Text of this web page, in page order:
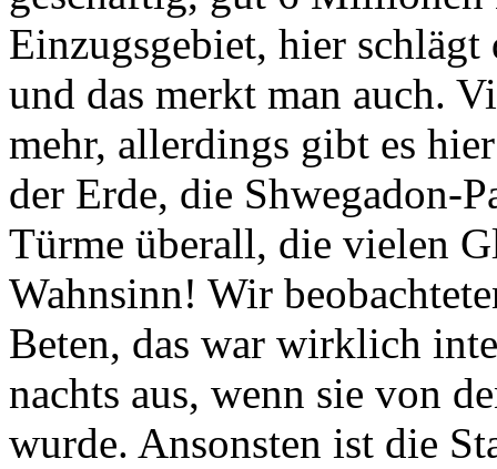
Einzugsgebiet, hier
und das merkt man auch.
mehr, allerdings gibt es
der Erde, die Shwegadon-
Türme überall, die vielen
Wahnsinn! Wir
Beten, das war wirklich
nachts aus, wenn sie von
wurde. Ansonsten ist die